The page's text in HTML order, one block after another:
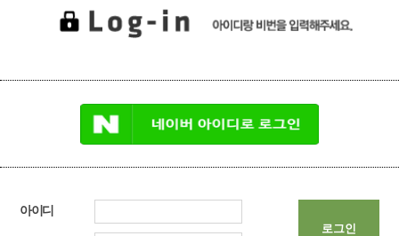
아이디
로그인